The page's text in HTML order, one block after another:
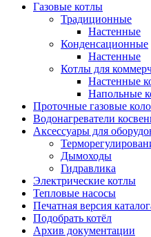
Газовые котлы
Традиционные
Настенные
Конденсационные
Настенные
Котлы для
Настенные
Напольные
Проточные газовые
Водонагреватели
Аксессуары для
Дымоходы
Гидравлика
Электрические котлы
Тепловые насосы
Печатная версия
Подобрать котёл
Архив документации